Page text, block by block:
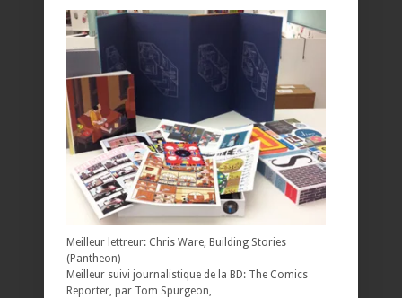
Meilleur lettreur: Chris Ware, Building Stories
(Pantheon)
Meilleur suivi journalistique de la BD: The Comics
Reporter, par Tom Spurgeon,